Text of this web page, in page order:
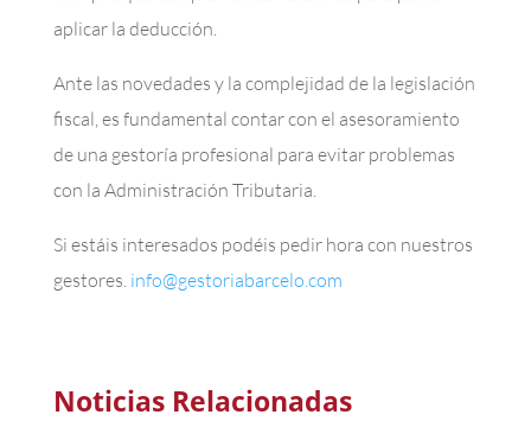
aplicar la deducción.
Ante las novedades y la complejidad de la legislación
fiscal, es fundamental contar con el asesoramiento
de una gestoría profesional para evitar problemas
con la Administración Tributaria.
Si estáis interesados podéis pedir hora con nuestros
gestores. info@gestoriabarcelo.com
Noticias Relacionadas